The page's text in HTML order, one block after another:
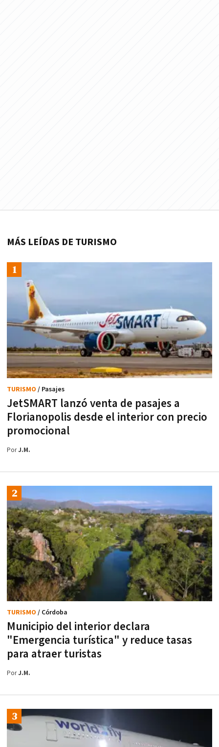
MÁS LEÍDAS DE TURISMO
JetSMART lanzó venta de pasajes a
Florianopolis desde el interior con precio
promocional
TURISMO / Pasajes
PorJ.M.
Municipio del interior declara
"Emergencia turística" y reduce tasas
para atraer turistas
TURISMO / Córdoba
PorJ.M.